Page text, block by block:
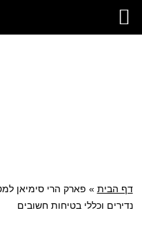
לתוכן
דף הבית » פארק הרי סימיאן
נדירים וכללי בטיחות חשובים